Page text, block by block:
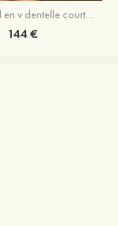
Fourreau col en v dentelle courte/mini robe de fête de la rentré avec perles
144 €